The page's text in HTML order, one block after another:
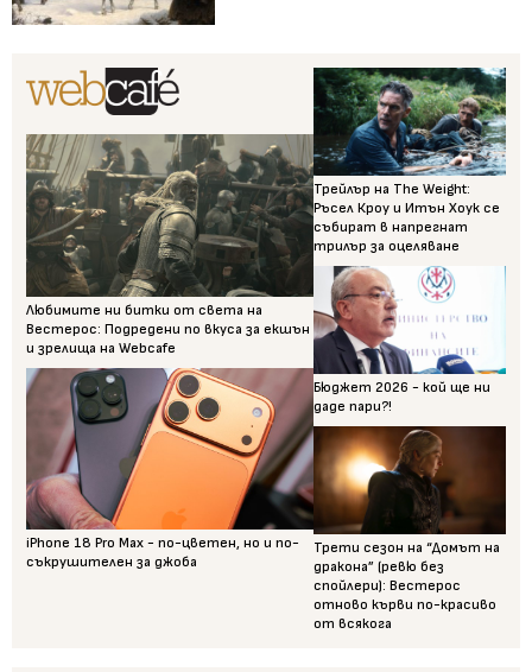
Любимите ни битки от света на
Вестерос: Подредени по вкуса за екшън
и зрелища на Webcafe
iPhone 18 Pro Max - по-цветен, но и по-
съкрушителен за джоба
Трейлър на The Weight:
Ръсел Кроу и Итън Хоук се
събират в напрегнат
трилър за оцеляване
Бюджет 2026 - кой ще ни
даде пари?!
Трети сезон на “Домът на
дракона” (ревю без
спойлери): Вестерос
отново кърви по-красиво
от всякога